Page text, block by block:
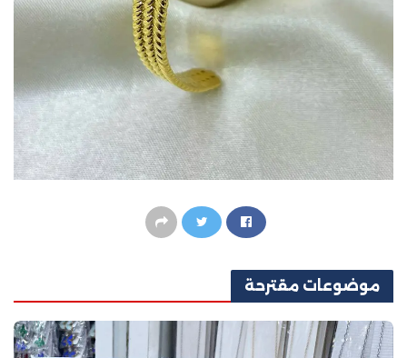
موضوعات مقترحة